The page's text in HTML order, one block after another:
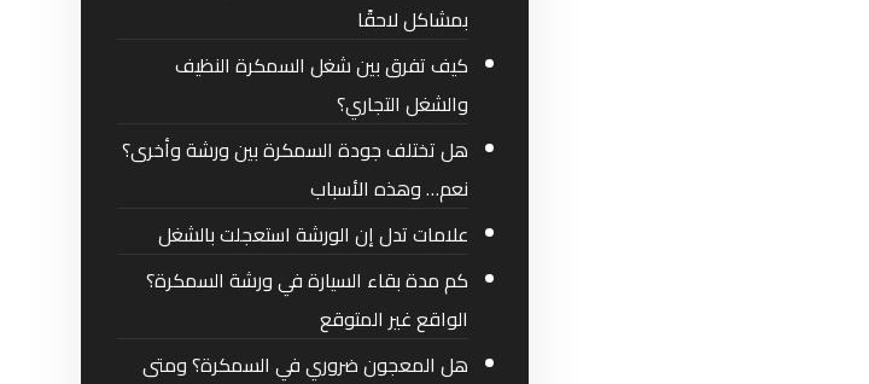
بمشاكل لاحقًا
كيف تفرق بين شغل السمكرة النظيف
والشغل التجاري؟
هل تختلف جودة السمكرة بين ورشة وأخرى؟
نعم… وهذه الأسباب
علامات تدل إن الورشة استعجلت بالشغل
كم مدة بقاء السيارة في ورشة السمكرة؟
الواقع غير المتوقع
هل المعجون ضروري في السمكرة؟ ومتى